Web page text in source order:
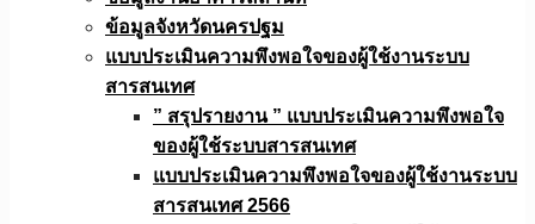
ข้อมูลจังหวัดนครปฐม
แบบประเมินความพึงพอใจของผู้ใช้งานระบบ
สารสนเทศ
” สรุปรายงาน ” แบบประเมินความพึงพอใจ
ของผู้ใช้ระบบสารสนเทศ
แบบประเมินความพึงพอใจของผู้ใช้งานระบบ
สารสนเทศ 2566